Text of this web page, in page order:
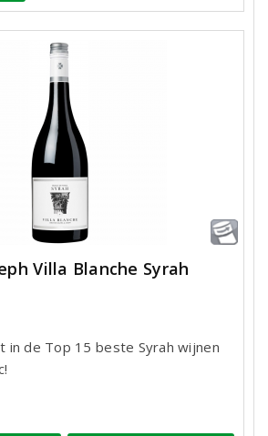
Villa Blanche Syrah
in de Top 15 beste Syrah wijnen